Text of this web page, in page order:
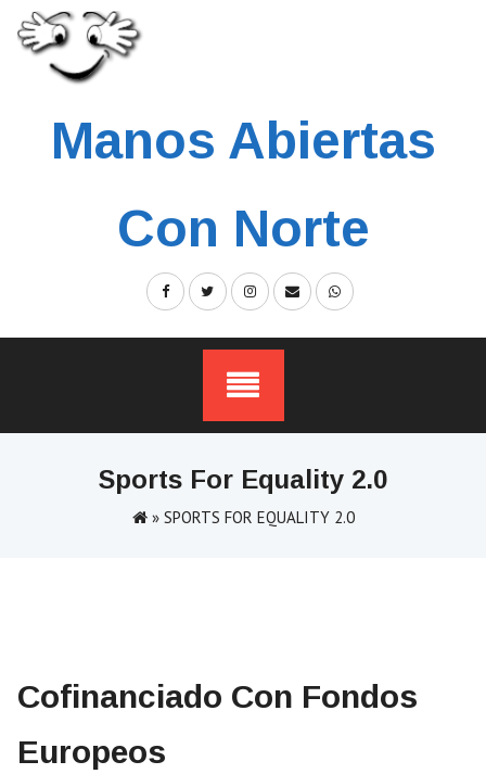
content
Manos Abiertas
Con Norte
Sports For Equality 2.0
» SPORTS FOR EQUALITY 2.0
Cofinanciado Con Fondos
Europeos